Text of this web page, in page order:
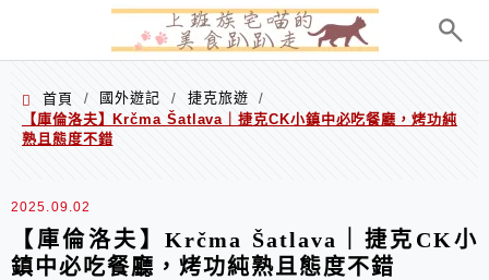
首頁 / 國外遊記 / 捷克旅遊
/
【庫倫洛夫】Krčma Šatlava｜捷克CK小鎮中必吃餐廳，烤功純
熟且態度不錯
2025.09.02
【庫倫洛夫】Krčma Šatlava｜捷克CK小
鎮中必吃餐廳，烤功純熟且態度不錯